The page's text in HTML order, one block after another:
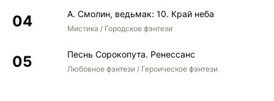
А. Смолин, ведьмак: 10. Край неба
Мистика / Городское фэнтези
Песнь Сорокопута. Ренессанс
Любовное фэнтези / Героическое фэнтези